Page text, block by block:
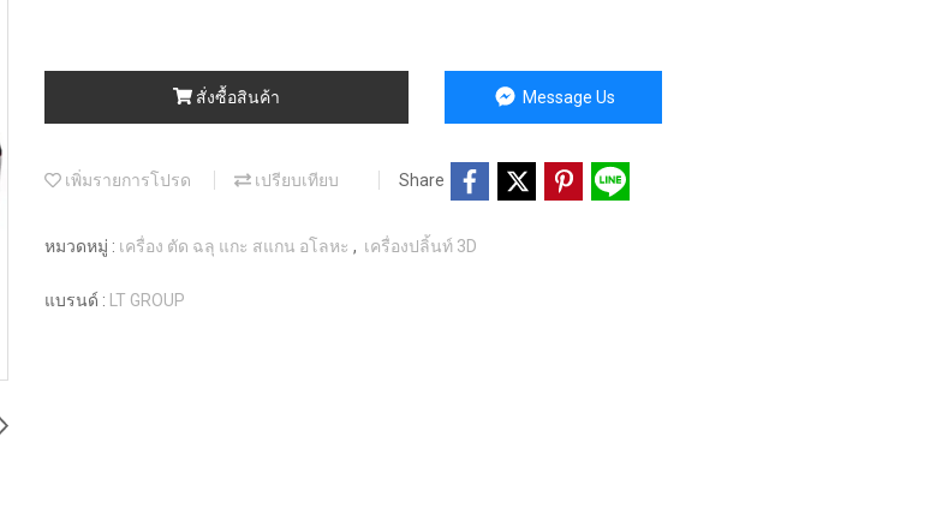
สั่งซื้อสินค้า Message Us
เพิ่มรายการโปรด เปรียบเทียบ Share
หมวดหมู่ : เครื่อง ตัด ฉลุ แกะ สแกน อโลหะ , เครื่องปลิ้นท์ 3D
แบรนด์ : LT GROUP